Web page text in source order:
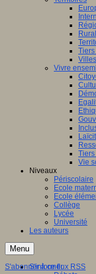
Villes
Vivre
Vie
Niveaux
Périscolaire
Ecole
Ecole
Collège
Lycée
Université
Les auteurs
Menu
S'informer
S'abonner à ce flux RSS